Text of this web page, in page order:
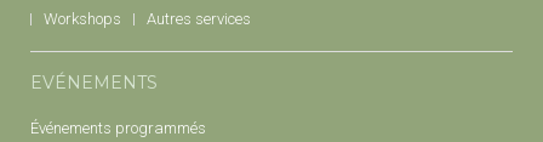
Workshops Autres services
EVÉNEMENTS
Événements programmés